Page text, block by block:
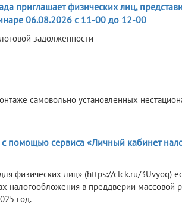
приглашает физических лиц,
06.08.2026 с 11-00 до 12-00
задолженности
самовольно установленных
помощью сервиса «Личный кабинет
физических лиц» (https://clck.ru/3Uvyoq)
налогообложения в преддверии массовой
год.